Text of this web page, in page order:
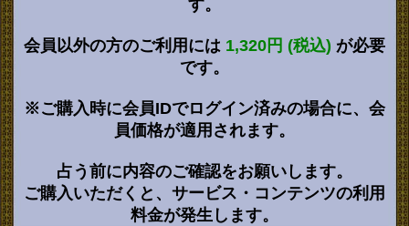
す。
会員以外の方のご利用には 1,320円 (税込) が必要
です。
※ご購入時に会員IDでログイン済みの場合に、会
員価格が適用されます。
占う前に内容のご確認をお願いします。
ご購入いただくと、サービス・コンテンツの利用
料金が発生します。